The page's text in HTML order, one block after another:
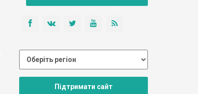
Підтримати сайт